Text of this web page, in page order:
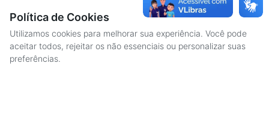
acesso público.
Política de Cookies
Utilizamos cookies para melhorar sua experiência. Você pode
aceitar todos, rejeitar os não essenciais ou personalizar suas
preferências.